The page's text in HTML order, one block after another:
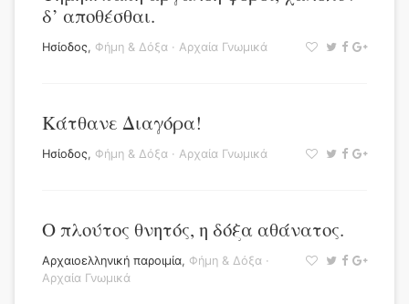
δ’ αποθέσθαι.
Ησίοδος, Φήμη & Δόξα · Αρχαία Γνωμικά
Κάτθανε Διαγόρα!
Ησίοδος, Φήμη & Δόξα · Αρχαία Γνωμικά
Ο πλούτος θνητός, η δόξα αθάνατος.
Αρχαιοελληνική παροιμία, Φήμη & Δόξα ·
Αρχαία Γνωμικά